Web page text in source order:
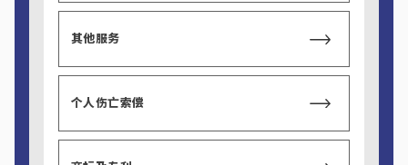
其他服务
个人伤亡索偿